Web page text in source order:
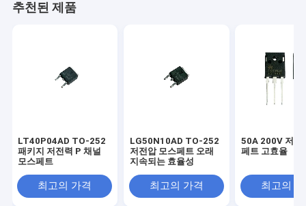
추천된 제품
LT40P04AD TO-252
패키지 저전력 P 채널
모스페트
최고의 가격
LG50N10AD TO-252
저전압 모스페트 오래
지속되는 효율성
최고의 가격
50A 200V 저전
페트 고효율
최고의